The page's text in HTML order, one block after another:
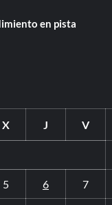
en pista
X J V
5 6 7